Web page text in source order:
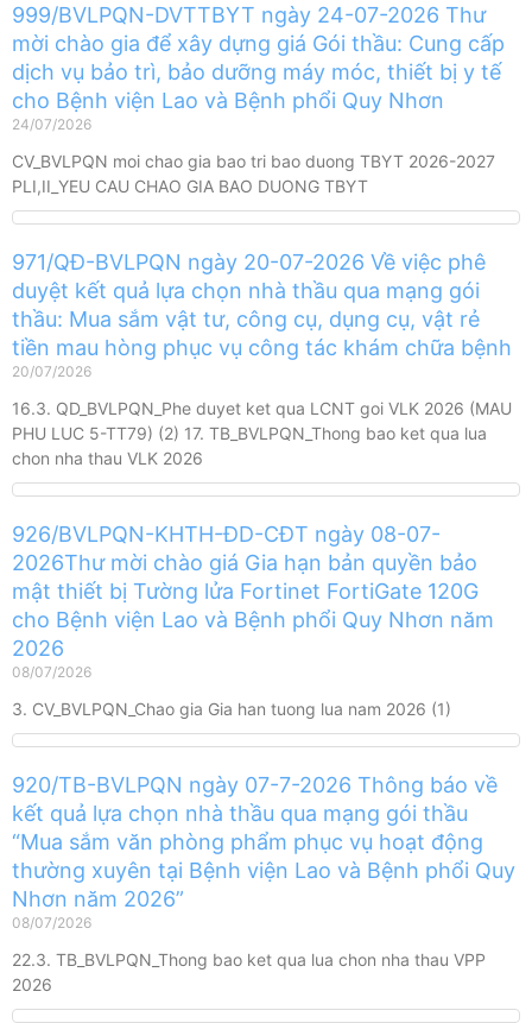
999/BVLPQN-DVTTBYT ngày 24-07-2026 Thư
mời chào gia để xây dựng giá Gói thầu: Cung cấp
dịch vụ bảo trì, bảo dưỡng máy móc, thiết bị y tế
cho Bệnh viện Lao và Bệnh phổi Quy Nhơn
24/07/2026
CV_BVLPQN moi chao gia bao tri bao duong TBYT 2026-2027
PLI,II_YEU CAU CHAO GIA BAO DUONG TBYT
971/QĐ-BVLPQN ngày 20-07-2026 Về việc phê
duyệt kết quả lựa chọn nhà thầu qua mạng gói
thầu: Mua sắm vật tư, công cụ, dụng cụ, vật rẻ
tiền mau hòng phục vụ công tác khám chữa bệnh
20/07/2026
16.3. QD_BVLPQN_Phe duyet ket qua LCNT goi VLK 2026 (MAU
PHU LUC 5-TT79) (2) 17. TB_BVLPQN_Thong bao ket qua lua
chon nha thau VLK 2026
926/BVLPQN-KHTH-ĐD-CĐT ngày 08-07-
2026Thư mời chào giá Gia hạn bản quyền bảo
mật thiết bị Tường lửa Fortinet FortiGate 120G
cho Bệnh viện Lao và Bệnh phổi Quy Nhơn năm
2026
08/07/2026
3. CV_BVLPQN_Chao gia Gia han tuong lua nam 2026 (1)
920/TB-BVLPQN ngày 07-7-2026 Thông báo về
kết quả lựa chọn nhà thầu qua mạng gói thầu
“Mua sắm văn phòng phẩm phục vụ hoạt động
thường xuyên tại Bệnh viện Lao và Bệnh phổi Quy
Nhơn năm 2026”
08/07/2026
22.3. TB_BVLPQN_Thong bao ket qua lua chon nha thau VPP
2026